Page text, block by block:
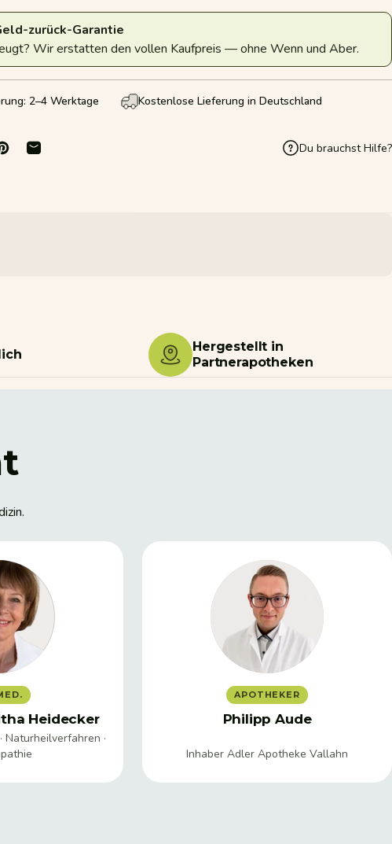
zurück-Garantie
Wir erstatten den vollen Kaufpreis — ohne Wenn und Aber.
2–4 Werktage Kostenlose Lieferung in Deutschland
teilen
teilen
Auf Pinterest pinnen
Per E-Mail teilen Du brauchst Hilfe?
Hergestellt in
Partnerapotheken
Heidecker
Naturheilverfahren ·
APOTHEKER
Philipp Aude
Inhaber Adler Apotheke Vallahn